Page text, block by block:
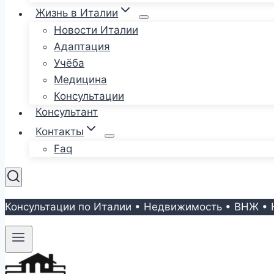
Жизнь в Италии
Новости Италии
Адаптация
Учёба
Медицина
Консультации
Консультант
Контакты
Faq
Консультации по Италии • Недвижимость • ВНЖ •